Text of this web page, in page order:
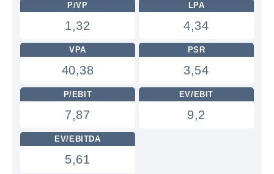
P/VP
1,32
LPA
4,34
VPA
40,38
PSR
3,54
P/EBIT
7,87
EV/EBIT
9,2
EV/EBITDA
5,61